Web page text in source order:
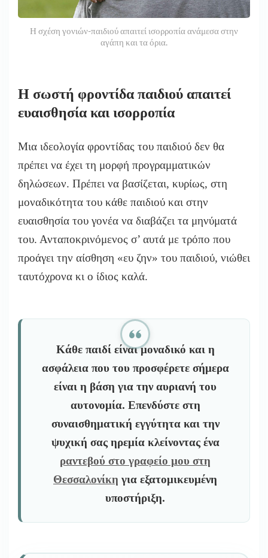
Η σχέση γονιών-παιδιού απαιτεί ισορροπία ανάμεσα στην
αγάπη και τα όρια.
Η σωστή φροντίδα παιδιού απαιτεί
ευαισθησία και ισορροπία
Μια ιδεολογία φροντίδας του παιδιού δεν θα
πρέπει να έχει τη μορφή προγραμματικών
δηλώσεων. Πρέπει να βασίζεται, κυρίως, στη
μοναδικότητα του κάθε παιδιού και στην
ευαισθησία του γονέα να διαβάζει τα μηνύματά
του. Ανταποκρινόμενος σ’ αυτά με τρόπο που
προάγει την αίσθηση «ευ ζην» του παιδιού, νιώθει
ταυτόχρονα κι ο ίδιος καλά.
Κάθε παιδί είναι μοναδικό και η
ασφάλεια που του προσφέρετε σήμερα
είναι η βάση για την αυριανή του
αυτονομία. Επενδύστε στη
συναισθηματική εγγύτητα και την
ψυχική σας ηρεμία κλείνοντας ένα
ραντεβού στο γραφείο μου στη
Θεσσαλονίκη για εξατομικευμένη
υποστήριξη.